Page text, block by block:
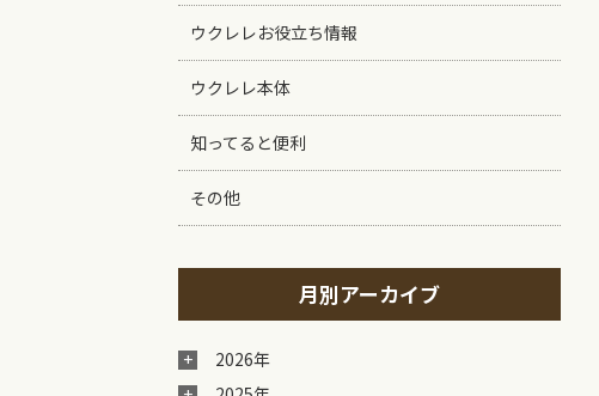
ウクレレお役立ち情報
ウクレレ本体
知ってると便利
その他
月別アーカイブ
2026年